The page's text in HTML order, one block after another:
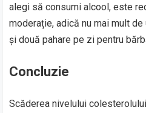
alegi să consumi alcool, este
moderație, adică nu mai mult
și două pahare pe zi pentru
Concluzie
Scăderea nivelului